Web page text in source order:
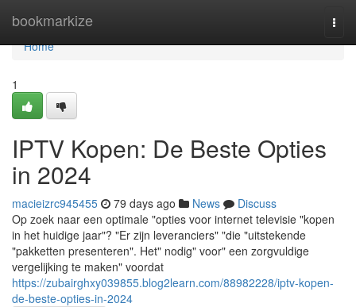
bookmarkize
Home
Home
1
IPTV Kopen: De Beste Opties
in 2024
macieizrc945455 79 days ago News
Discuss
Op zoek naar een optimale "opties voor internet televisie "kopen
in het huidige jaar"? "Er zijn leveranciers" "die "uitstekende
"pakketten presenteren". Het" nodig" voor" een zorgvuldige
vergelijking te maken" voordat
https://zubairghxy039855.blog2learn.com/88982228/iptv-kopen-
de-beste-opties-in-2024